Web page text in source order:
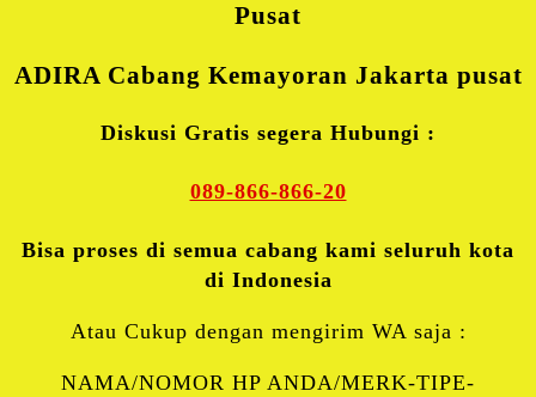
Pusat
ADIRA Cabang Kemayoran Jakarta pusat
Diskusi Gratis segera Hubungi :
089-866-866-20
Bisa proses di semua cabang kami seluruh kota
di Indonesia
Atau Cukup dengan mengirim WA saja :
NAMA/NOMOR HP ANDA/MERK-TIPE-